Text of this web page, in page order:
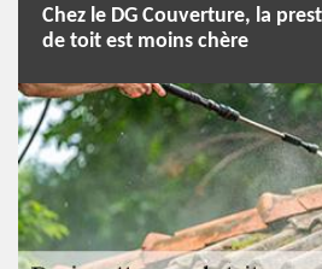
Chez le DG Couverture, la
de toit est moins chère